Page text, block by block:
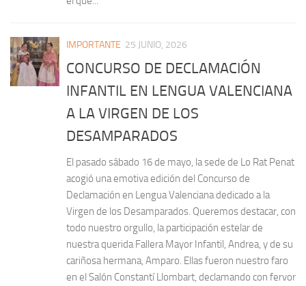
IMPORTANTE 25 JUNIO, 2026
CONCURSO DE DECLAMACIÓN
INFANTIL EN LENGUA VALENCIANA
A LA VIRGEN DE LOS
DESAMPARADOS
El pasado sábado 16 de mayo, la sede de Lo Rat Penat
acogió una emotiva edición del Concurso de
Declamación en Lengua Valenciana dedicado a la
Virgen de los Desamparados. Queremos destacar, con
todo nuestro orgullo, la participación estelar de
nuestra querida Fallera Mayor Infantil, Andrea, y de su
cariñosa hermana, Amparo. Ellas fueron nuestro faro
en el Salón Constantí Llombart, declamando con fervor